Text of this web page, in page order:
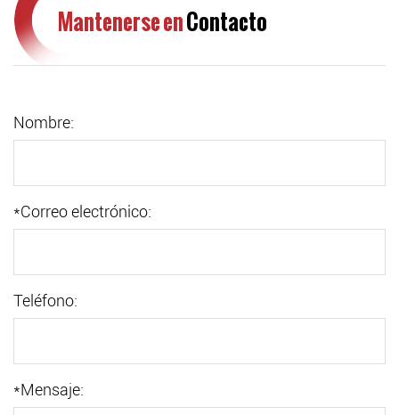
Mantenerse enContacto
Nombre:
*Correo electrónico:
Teléfono:
*Mensaje: